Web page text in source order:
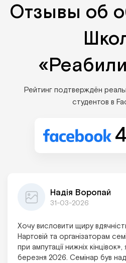
Отзывы об
Рейтинг подтверждён
студентов в
Надія Воропай
31-03-2026
Хочу висловити щиру
Нартовій та організаторам
при ампутації нижніх
березня 2026. Семінар був